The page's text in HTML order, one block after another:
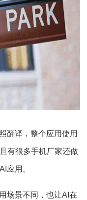
翻译，整个应用使用
有很多手机厂家还做
应用。
场景不同，也让AI在